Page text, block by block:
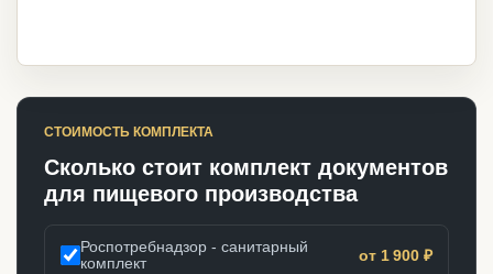
СТОИМОСТЬ КОМПЛЕКТА
Сколько стоит комплект документов
для пищевого производства
Роспотребнадзор - санитарный
комплект
от 1 900 ₽